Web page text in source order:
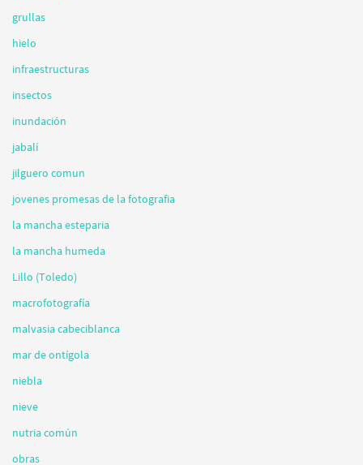
grullas
hielo
infraestructuras
insectos
inundación
jabalí
jilguero comun
jovenes promesas de la fotografia
la mancha esteparia
la mancha humeda
Lillo (Toledo)
macrofotografía
malvasia cabeciblanca
mar de ontígola
niebla
nieve
nutria común
obras